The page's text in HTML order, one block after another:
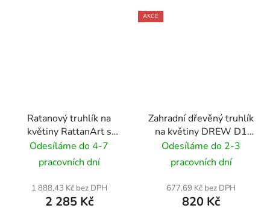
Ratanový truhlík na
květiny RattanArt s
podstavcem 46x46x46
RD01 barva oříšková
Odesíláme do 4-7
pracovních dní
1 888,43 Kč bez DPH
2 285 Kč
AKCE
Zahradní dřevěný truhlík
na květiny DREW D1
39x39x33cm
Odesíláme do 2-3
pracovních dní
677,69 Kč bez DPH
820 Kč